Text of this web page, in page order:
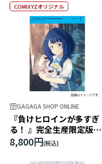
COMIXYZオリジナル
GAGAGA SHOP ONLINE
『負けヒロインが多すぎ
る！ 』完全生産限定版
Blu-ray 1
8,800円